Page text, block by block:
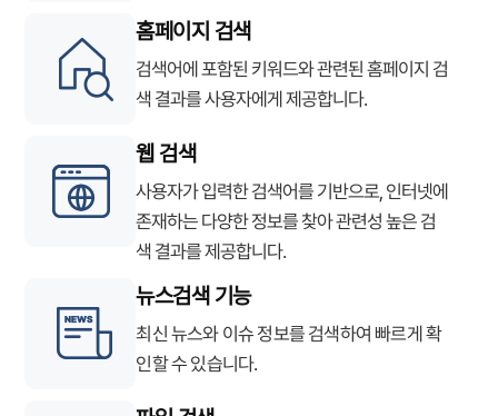
홈페이지 검색
검색어에 포함된 키워드와 관련된 홈페이지 검
색 결과를 사용자에게 제공합니다.
웹 검색
사용자가 입력한 검색어를 기반으로, 인터넷에
존재하는 다양한 정보를 찾아 관련성 높은 검
색 결과를 제공합니다.
뉴스검색 기능
최신 뉴스와 이슈 정보를 검색하여 빠르게 확
인할 수 있습니다.